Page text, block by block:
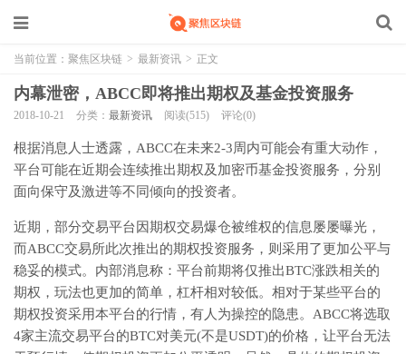
当前位置： 聚焦区块链 > 最新资讯 > 正文
内幕泄密，ABCC即将推出期权及基金投资服务
2018-10-21 分类： 最新资讯 阅读(515) 评论(0)
根据消息人士透露，ABCC在未来2-3周内可能会有重大动作，
平台可能在近期会连续推出期权及加密币基金投资服务，分别
面向保守及激进等不同倾向的投资者。
近期，部分交易平台因期权交易爆仓被维权的信息屡屡曝光，
而ABCC交易所此次推出的期权投资服务，则采用了更加公平与
稳妥的模式。内部消息称：平台前期将仅推出BTC涨跌相关的
期权，玩法也更加的简单，杠杆相对较低。相对于某些平台的
期权投资采用本平台的行情，有人为操控的隐患。ABCC将选取
4家主流交易平台的BTC对美元(不是USDT)的价格，让平台无法